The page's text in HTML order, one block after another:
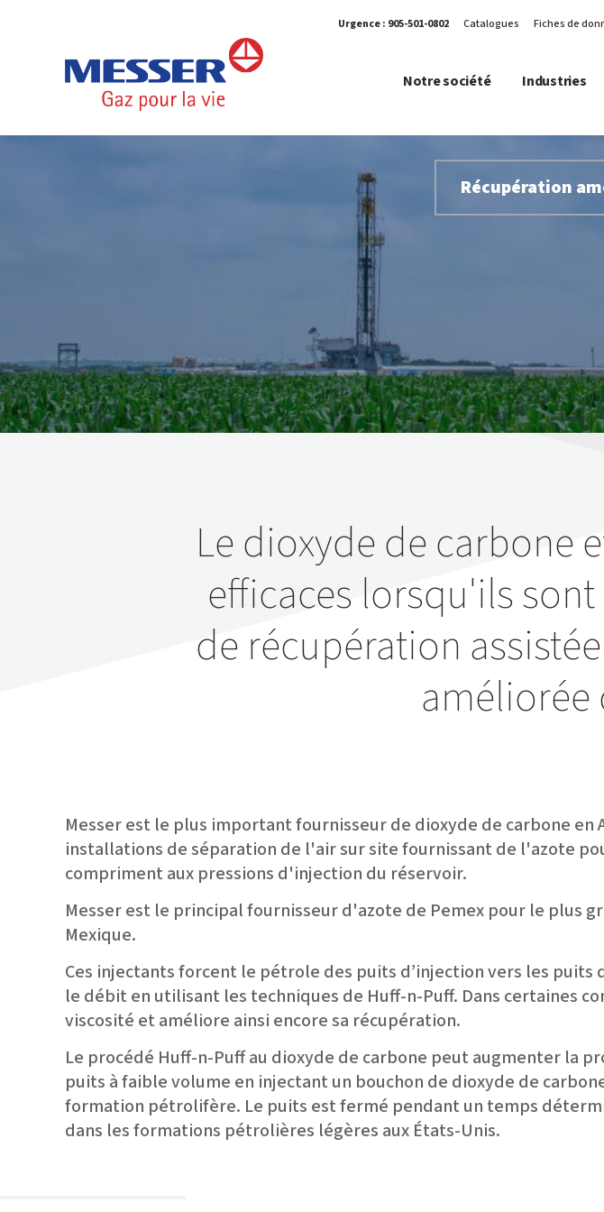
Urgence : 905-501-0802 Catalogues Fiches de
Notre société Industries
Récupération
Le dioxyde de carbone
efficaces lorsqu'ils
de récupération
améliorée
Messer est le plus important fournisseur de dioxyde de carbone
installations de séparation de l'air sur site fournissant de l'azote
compriment aux pressions d'injection du réservoir.
Messer est le principal fournisseur d'azote de Pemex pour le plus
Mexique.
Ces injectants forcent le pétrole des puits d’injection vers les
le débit en utilisant les techniques de Huff-n-Puff. Dans certaines
viscosité et améliore ainsi encore sa récupération.
Le procédé Huff-n-Puff au dioxyde de carbone peut augmenter
puits à faible volume en injectant un bouchon de dioxyde de
formation pétrolifère. Le puits est fermé pendant un temps
dans les formations pétrolières légères aux États-Unis.